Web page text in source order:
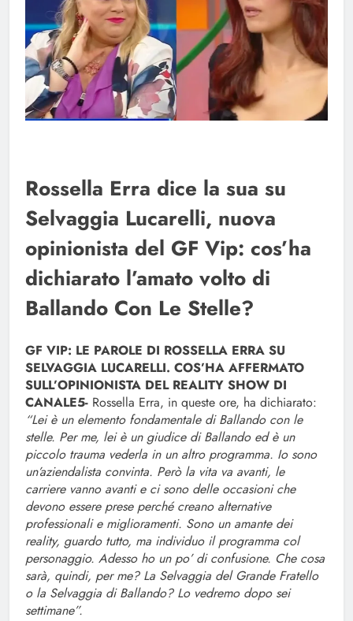
Rossella Erra dice la sua su
Selvaggia Lucarelli, nuova
opinionista del GF Vip: cos’ha
dichiarato l’amato volto di
Ballando Con Le Stelle?
GF VIP: LE PAROLE DI ROSSELLA ERRA SU
SELVAGGIA LUCARELLI. COS’HA AFFERMATO
SULL’OPINIONISTA DEL REALITY SHOW DI
CANALE5- Rossella Erra, in queste ore, ha dichiarato:
“Lei è un elemento fondamentale di Ballando con le
stelle. Per me, lei è un giudice di Ballando ed è un
piccolo trauma vederla in un altro programma. Io sono
un’aziendalista convinta. Però la vita va avanti, le
carriere vanno avanti e ci sono delle occasioni che
devono essere prese perché creano alternative
professionali e miglioramenti. Sono un amante dei
reality, guardo tutto, ma individuo il programma col
personaggio. Adesso ho un po’ di confusione. Che cosa
sarà, quindi, per me? La Selvaggia del Grande Fratello
o la Selvaggia di Ballando? Lo vedremo dopo sei
settimane”.